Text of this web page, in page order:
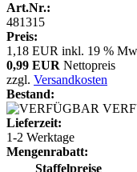
Art.Nr.:
481315
Preis:
1,18 EUR inkl. 19 %
0,99 EUR Nettopreis
zzgl. Versandkosten
Bestand:
Lieferzeit:
1-2 Werktage
Mengenrabatt:
Staffelpreise